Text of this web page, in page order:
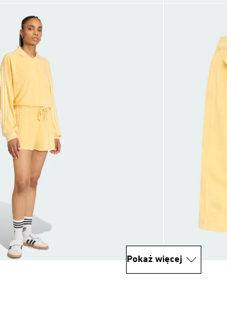
Pokaż więcej